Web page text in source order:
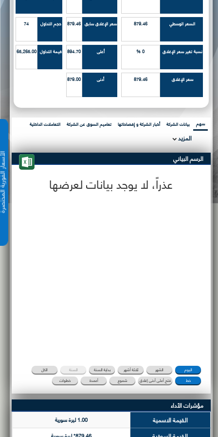
الأسعار
السعر الوسطي 879.46
نسبة تغير سعر الإغلاق 0 %
سعر الإغلاق 879.46
سعر الإغلاق سابق 879.46
أعلى 894.70
أدنى 879.00
حجم التداول 74
قيمة التداول 65,265.00
سهم بيانات الشركة أخبار الشركة و إفصاحاتها تعاميم السوق عن الشركة التعاملات الداخلية
المزيد
الرسم البياني
عذراً، لا يوجد بيانات لعرضها
اليوم الشهر ثلاثة أشهر بداية السنة السنة
الكل
خط
فتح أعلى أدنى إغلاق شموع أعمدة خطوات
مؤشرات الأداء
القيمة الاسمية
1.00 ليرة سورية